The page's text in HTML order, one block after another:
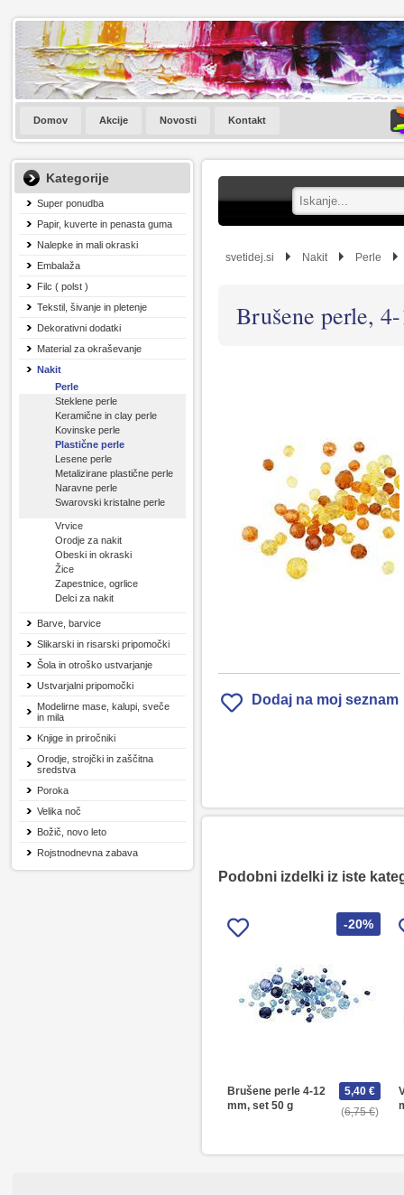
Domov Akcije Novosti Kontakt
Kategorije
Super ponudba
Papir, kuverte in penasta guma
Nalepke in mali okraski
Embalaža
Filc ( polst )
Tekstil, šivanje in pletenje
Dekorativni dodatki
Material za okraševanje
Nakit
Perle
Steklene perle
Keramične in clay perle
Kovinske perle
Plastične perle
Lesene perle
Metalizirane plastične perle
Naravne perle
Swarovski kristalne perle
Vrvice
Orodje za nakit
Obeski in okraski
Žice
Zapestnice, ogrlice
Delci za nakit
Barve, barvice
Slikarski in risarski pripomočki
Šola in otroško ustvarjanje
Ustvarjalni pripomočki
Modelirne mase, kalupi, sveče
in mila
Knjige in priročniki
Orodje, strojčki in zaščitna
sredstva
Poroka
Velika noč
Božič, novo leto
Rojstnodnevna zabava
svetidej.si Nakit Perle
Brušene perle,
Dodaj na moj seznam
Podobni izdelki iz iste
-20%
Brušene perle 4-12
mm, set 50 g
6,75 €
5,40 €